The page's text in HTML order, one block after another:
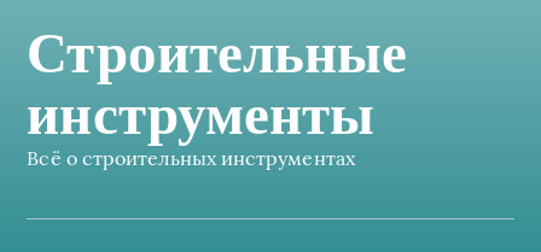
Строительные
инструменты
Всё о строительных инструментах